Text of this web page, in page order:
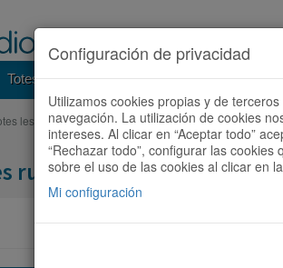
Totes les rutes Cercador de
les rutes
rutes
Configuración de privacidad
Utilizamos cookies propias y de
navegación. La utilización de cookies
intereses. Al clicar en “Aceptar todo”
“Rechazar todo”, configurar las
sobre el uso de las cookies al clicar en la
Mi configuración